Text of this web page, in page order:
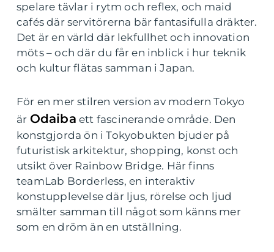
spelare tävlar i rytm och reflex, och maid
cafés där servitörerna bär fantasifulla dräkter.
Det är en värld där lekfullhet och innovation
möts – och där du får en inblick i hur teknik
och kultur flätas samman i Japan.
För en mer stilren version av modern Tokyo
är Odaiba ett fascinerande område. Den
konstgjorda ön i Tokyobukten bjuder på
futuristisk arkitektur, shopping, konst och
utsikt över Rainbow Bridge. Här finns
teamLab Borderless, en interaktiv
konstupplevelse där ljus, rörelse och ljud
smälter samman till något som känns mer
som en dröm än en utställning.